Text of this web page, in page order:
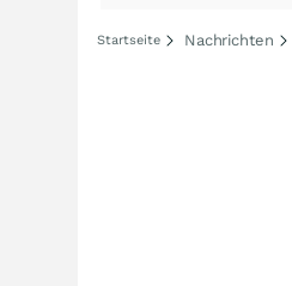
Startseite Nachrichten